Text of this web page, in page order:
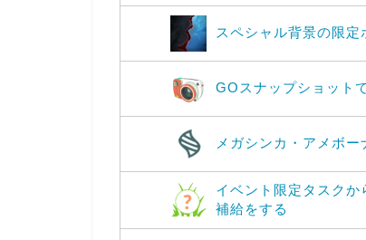
スペシャル背景の限定
GOスナップショット
メガシンカ・アメボ
イベント限定タスクか
補給をする